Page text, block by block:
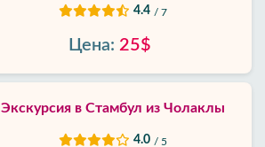
4.4 / 7
Цена: 25$
Экскурсия в Стамбул из Чолаклы
4.0 / 5